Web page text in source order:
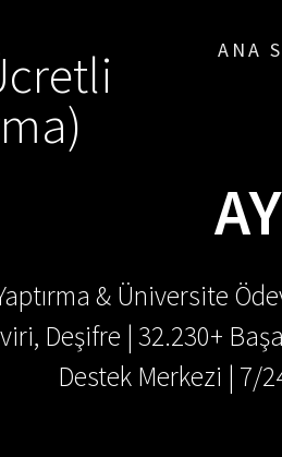
ANA
& Üniversite
Deşifre | 32.230+
Destek Merkezi | 7/